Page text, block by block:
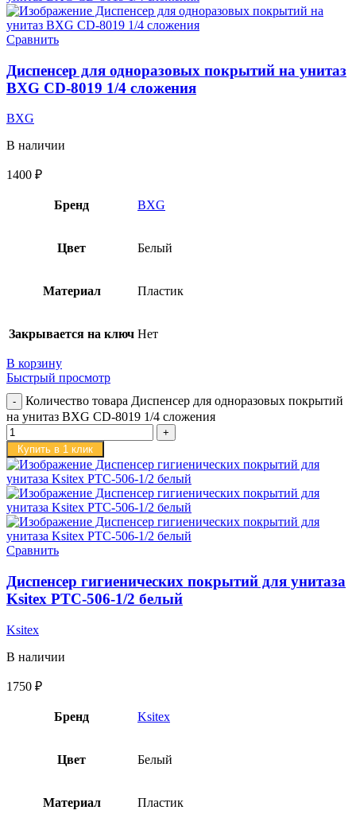
Сравнить
Диспенсер для одноразовых покрытий на унитаз
BXG CD-8019 1/4 сложения
BXG
В наличии
1400 ₽
Бренд BXG
Цвет Белый
Материал Пластик
Закрывается на ключ Нет
В корзину
Быстрый просмотр
Количество товара Диспенсер для одноразовых покрытий
на унитаз BXG CD-8019 1/4 сложения
Купить в 1 клик
Сравнить
Диспенсер гигиенических покрытий для унитаза
Ksitex PTC-506-1/2 белый
Ksitex
В наличии
1750 ₽
Бренд Ksitex
Цвет Белый
Материал Пластик